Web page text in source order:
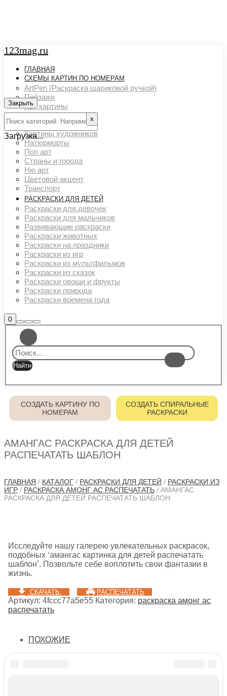
123mag.ru
ГЛАВНАЯ
СХЕМЫ КАРТИН ПО НОМЕРАМ
ArtPen (Раскраска шариковой ручкой)
Пейзажи
Арт картины
Животный мир
Люди
Картины художников
Натюрморты
Поп арт
Страны и города
Ню арт
Цветовой акцент
Транспорт
РАСКРАСКИ ДЛЯ ДЕТЕЙ
Раскраски для девочек
Раскраски для мальчиков
Развивающие раскраски
Раскраски животных
Раскраски на праздники
Раскраски из игр
Раскраски из мультфильмов
Раскраски из сказок
Раскраски овощи и фрукты
Раскраски природа
Раскраски времена года
0Боковая
панель
магазина
Найти
Больше
информации
Главное
меню
СОЗДАТЬ КАРТИНУ ПО
НОМЕРАМ
СОЗДАТЬ СПИРАЛЬНЫЕ
РАСКРАСКИ
АМАНГАС РАСКРАСКА ДЛЯ ДЕТЕЙ
РАСПЕЧАТАТЬ ШАБЛОН
ГЛАВНАЯ / КАТАЛОГ / РАСКРАСКИ ДЛЯ ДЕТЕЙ / РАСКРАСКИ ИЗ
ИГР / РАСКРАСКА АМОНГ АС РАСПЕЧАТАТЬ / АМАНГАС
РАСКРАСКА ДЛЯ ДЕТЕЙ РАСПЕЧАТАТЬ ШАБЛОН
Исследуйте нашу галерею увлекательных раскрасок,
подобных ‘амангас картинка для детей распечатать
шаблон’. Позвольте себе воплотить свои фантазии в
жизнь.
СКАЧАТЬ РАСПЕЧАТАТЬ
Артикул: 4fccc77a5e55 Категория: раскраска амонг ас
распечатать
ПОХОЖИЕ
Закрыть
х
Загрузка...